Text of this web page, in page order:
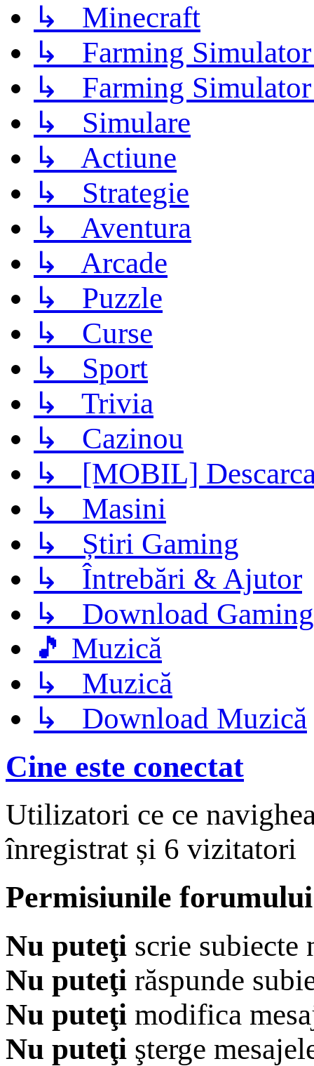
↳ Minecraft
↳ Farming
↳ Farming
↳ Simulare
↳ Actiune
↳ Strategie
↳ Aventura
↳ Arcade
↳ Puzzle
↳ Curse
↳ Sport
↳ Trivia
↳ Cazinou
↳ [MOBIL]
↳ Masini
↳ Știri Gaming
↳ Întrebări & Ajutor
↳ Download Gaming
🎵 Muzică
↳ Muzică
↳ Download Muzică
Cine este conectat
Utilizatori ce ce
înregistrat și 6 vizitatori
Permisiunile forumului
Nu puteţi scrie subiecte
Nu puteţi răspunde
Nu puteţi modifica
Nu puteţi şterge